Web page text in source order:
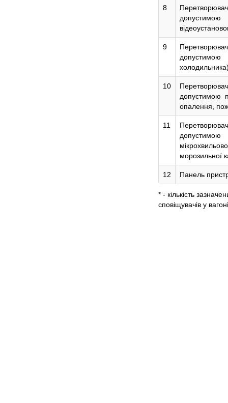
8
9
10
допустимою
опалення,
11
морозильної
12 Панель
* - кількість
сповіщувачів у